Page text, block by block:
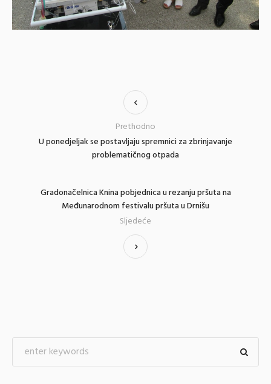
U ponedjeljak se postavljaju spremnici za zbrinjavanje
problematičnog otpada
Prethodno
Gradonačelnica Knina pobjednica u rezanju pršuta na
Međunarodnom festivalu pršuta u Drnišu
Sljedeće